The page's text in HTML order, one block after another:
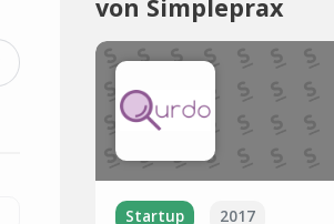
von Simpleprax
Startup
2017